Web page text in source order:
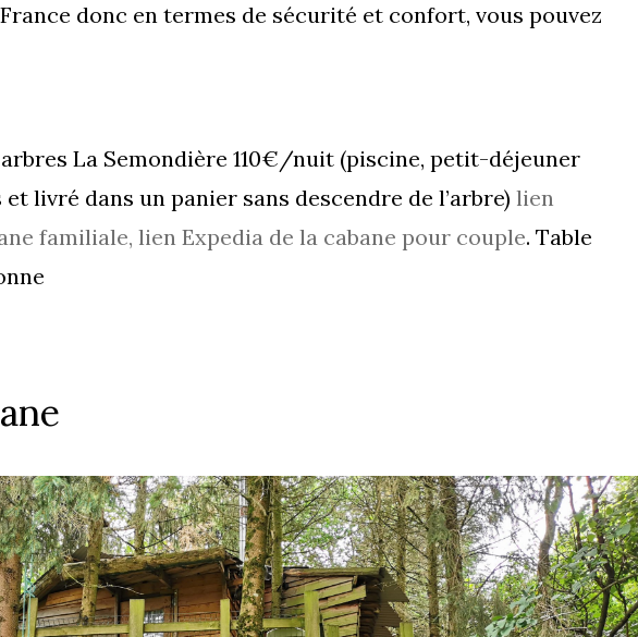
donc en termes de sécurité et confort, vous pouvez
arbres La Semondière 110€/nuit (piscine, petit-déjeuner
livré dans un panier sans descendre de l’arbre) lien
familiale, lien Expedia de la cabane pour couple. Table